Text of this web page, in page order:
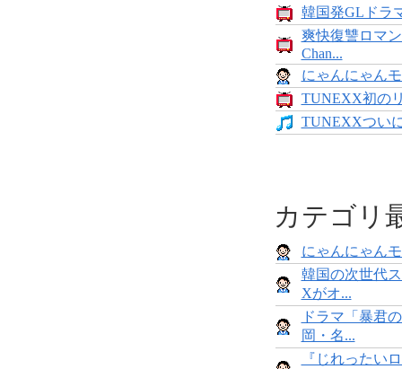
韓国発GLドラ
爽快復讐ロマ
Chan...
にゃんにゃん
TUNEXX初の
TUNEXXつい
カテゴリ
にゃんにゃん
韓国の次世代
Xがオ...
ドラマ「暴君
岡・名...
『じれったい